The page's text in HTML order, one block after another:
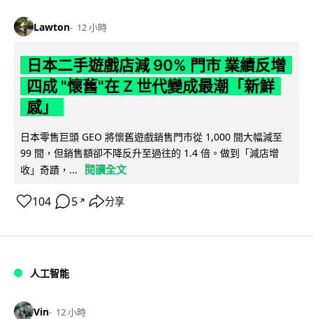
Lawton 12 小時
日本二手遊戲店減 90% 門市 業績反增
四成 "懷舊"在 Z 世代變成最潮「新鮮
感」
日本零售巨頭 GEO 將懷舊遊戲銷售門市從 1,000 間大幅減至
99 間，但銷售額卻不降反升至過往的 1.4 倍。做到「減店增
收」奇蹟，...
閱讀全文
104 5 ↗ 分享
人工智能
Vin 12 小時